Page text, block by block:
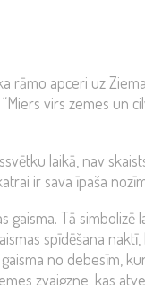
rāmo apceri uz
virs zemes un
laikā, nav
ir sava īpaša
gaisma. Tā simbolizē
spīdēšana
no debesīm,
zvaigzne, kas